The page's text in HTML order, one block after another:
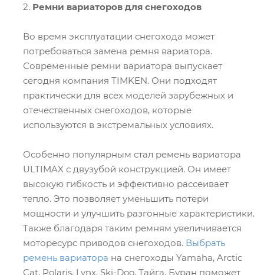
2. Ремни вариаторов для снегоходов
Во время эксплуатации снегохода может
потребоваться замена ремня вариатора.
Современные ремни вариатора выпускает
сегодня компания TIMKEN. Они подходят
практически для всех моделей зарубежных и
отечественных снегоходов, которые
используются в экстремальных условиях.
Особенно популярным стал ремень вариатора
ULTIMAX с двузубой конструкцией. Он имеет
высокую гибкость и эффективно рассеивает
тепло. Это позволяет уменьшить потери
мощности и улучшить разгонные характеристики.
Также благодаря таким ремням увеличивается
моторесурс приводов снегоходов. Выбрать
ремень вариатора на снегоходы Yamaha, Arctic
Cat, Polaris, Lynx, Ski-Doo, Тайга, Буран поможет